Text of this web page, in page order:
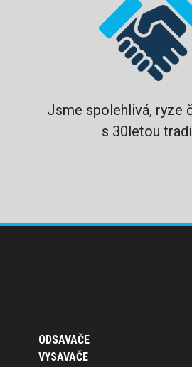
Jsme spolehlivá, ryze
s 30letou
ODSAVAČE
VYSAVAČE